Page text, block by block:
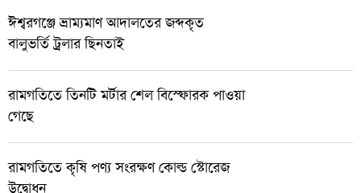
ঈশ্বরগঞ্জে ভ্রাম্যমাণ আদালতের জব্দকৃত
বালুভর্তি ট্রলার ছিনতাই
রামগতিতে তিনটি মর্টার শেল বিস্ফোরক পাওয়া
গেছে
রামগতিতে কৃষি পণ্য সংরক্ষণ কোল্ড স্টোরেজ
উদ্বোধন